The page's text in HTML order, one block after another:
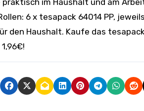
im Haushalt und am
6 x tesapack 64014 PP,
den Haushalt. Kaufe das